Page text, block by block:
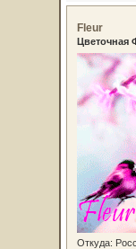
Fleur
Цветочная
Откуда: